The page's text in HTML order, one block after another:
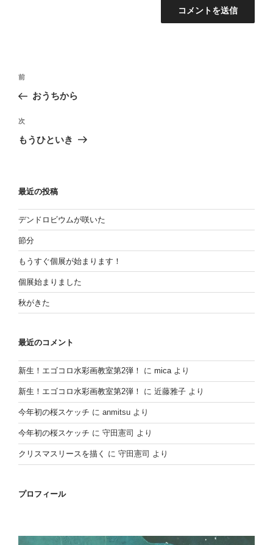
投
ビ
ゲ
ョ
ン
過
の
稿
前
おうちから
次
投
次
もうひといき
最近の投稿
デンドロビウムが咲いた
節分
もうすぐ個展が始まります！
個展始まりました
秋がきた
最近のコメント
新生！エゴコロ水彩画教室第2弾！ に micaより
新生！エゴコロ水彩画教室第2弾！ に 近藤雅子 より
今年初の桜スケッチ に anmitsu より
今年初の桜スケッチ に 守田憲司 より
クリスマスリースを描く に 守田憲司 より
プロフィール